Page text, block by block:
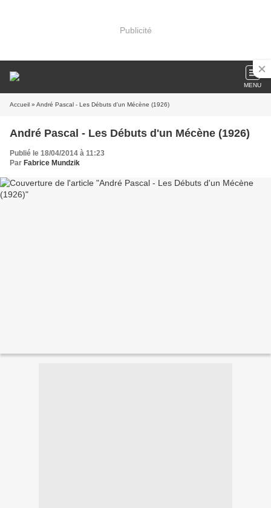
Publicité
MENU
Accueil » André Pascal - Les Débuts d'un Mécène (1926)
André Pascal - Les Débuts d'un Mécène (1926)
Publié le 18/04/2014 à 11:23
Par Fabrice Mundzik